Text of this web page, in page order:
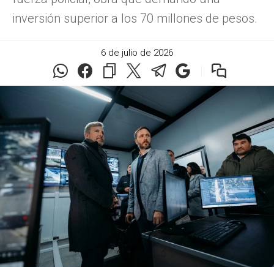
inversión superior a los 70 millones de pesos.
6 de julio de 2026